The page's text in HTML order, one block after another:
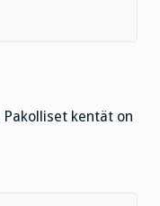
Pakolliset kentät on